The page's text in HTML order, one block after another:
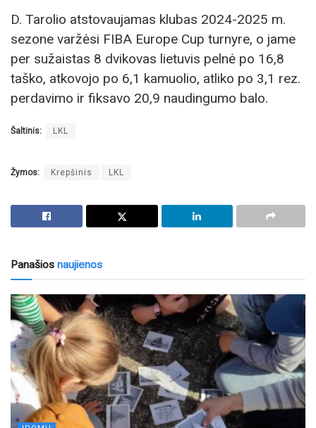
D. Tarolio atstovaujamas klubas 2024-2025 m.
sezone varžėsi FIBA Europe Cup turnyre, o jame
per sužaistas 8 dvikovas lietuvis pelnė po 16,8
taško, atkovojo po 6,1 kamuolio, atliko po 3,1 rez.
perdavimo ir fiksavo 20,9 naudingumo balo.
Šaltinis: LKL
Žymos: Krepšinis LKL
Panašios naujienos